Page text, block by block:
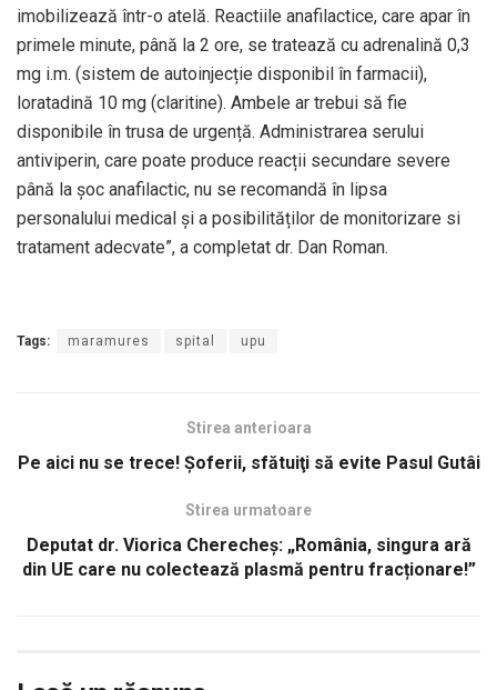
imobilizează într-o atelă. Reactiile anafilactice, care apar în
primele minute, până la 2 ore, se tratează cu adrenalină 0,3
mg i.m. (sistem de autoinjecție disponibil în farmacii),
loratadină 10 mg (claritine). Ambele ar trebui să fie
disponibile în trusa de urgență. Administrarea serului
antiviperin, care poate produce reacții secundare severe
până la șoc anafilactic, nu se recomandă în lipsa
personalului medical și a posibilităților de monitorizare si
tratament adecvate”, a completat dr. Dan Roman.
Tags: maramures spital upu
Stirea anterioara
Pe aici nu se trece! Şoferii, sfătuiţi să evite Pasul Gutâi
Stirea urmatoare
Deputat dr. Viorica Cherecheș: „România, singura ară
din UE care nu colectează plasmă pentru fracționare!”